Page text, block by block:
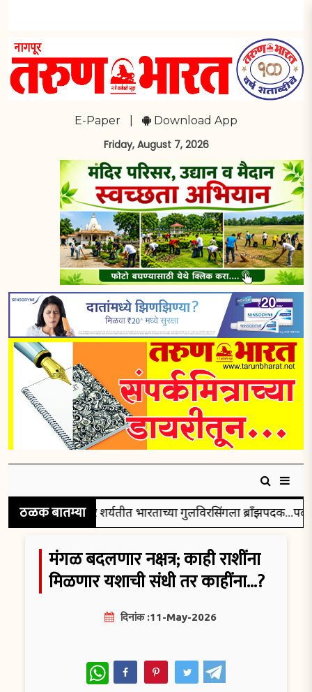
E-Paper Download App
Friday, August 7, 2026
ठळक बातम्या
पाच हजार मीटर शर्यतीत भारताच्या गुलविरसिंगला ब्रॉंझपदक...पदक
मंगळ बदलणार नक्षत्र; काही राशींना
मिळणार यशाची संधी तर काहींना...?
दिनांक :11-May-2026
WhatsApp